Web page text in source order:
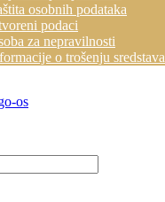
osobnih podataka
podaci
za nepravilnosti
o trošenju sredstava